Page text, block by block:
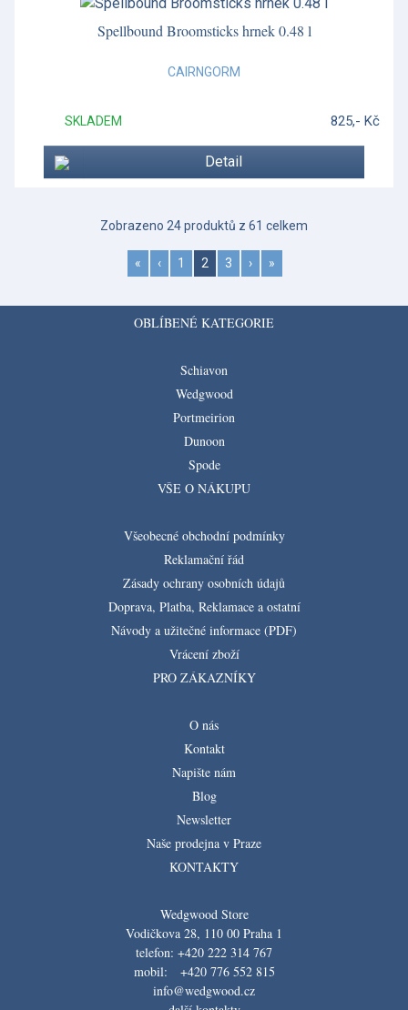
Spellbound Broomsticks hrnek 0.48 l
CAIRNGORM
SKLADEM 825,- Kč
Detail
Zobrazeno 24 produktů z 61 celkem
« ‹ 1 2 3 › »
OBLÍBENÉ KATEGORIE
Schiavon
Wedgwood
Portmeirion
Dunoon
Spode
VŠE O NÁKUPU
Všeobecné obchodní podmínky
Reklamační řád
Zásady ochrany osobních údajů
Doprava, Platba, Reklamace a ostatní
Návody a užitečné informace (PDF)
Vrácení zboží
PRO ZÁKAZNÍKY
O nás
Kontakt
Napište nám
Blog
Newsletter
Naše prodejna v Praze
KONTAKTY
Wedgwood Store
Vodičkova 28, 110 00 Praha 1
telefon: +420 222 314 767
mobil: +420 776 552 815
info@wedgwood.cz